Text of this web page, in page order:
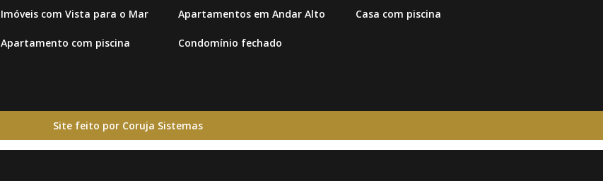
Imóveis com Vista para o Mar Apartamentos em Andar Alto Casa com piscina
Apartamento com piscina Condomínio fechado
Site feito por Coruja Sistemas